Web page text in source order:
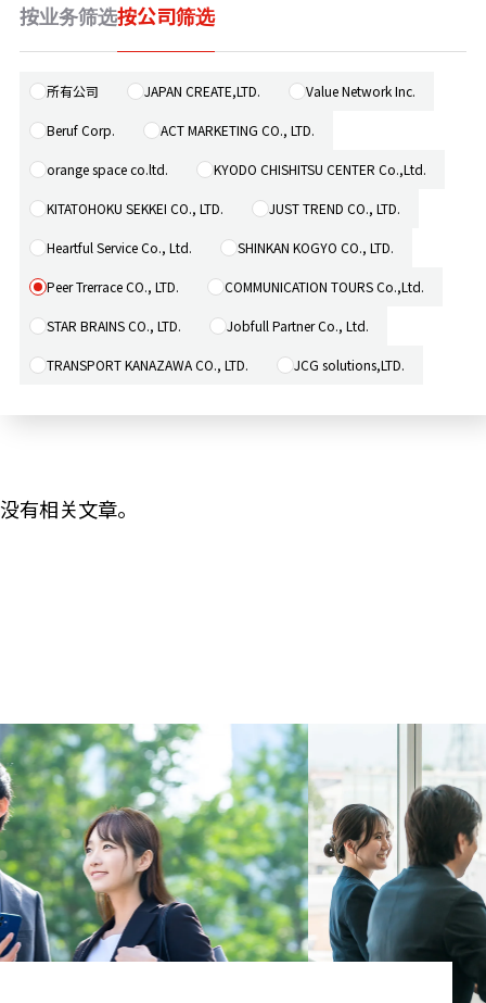
新闻
按业务筛选按公司筛选
所有公司 JAPAN CREATE,LTD. Value Network Inc.
Beruf Corp. ACT MARKETING CO., LTD.
orange space co.ltd. KYODO CHISHITSU CENTER Co.,Ltd.
KITATOHOKU SEKKEI CO., LTD. JUST TREND CO., LTD.
Heartful Service Co., Ltd. SHINKAN KOGYO CO., LTD.
Peer Trerrace CO., LTD. COMMUNICATION TOURS Co.,Ltd.
STAR BRAINS CO., LTD. Jobfull Partner Co., Ltd.
TRANSPORT KANAZAWA CO., LTD. JCG solutions,LTD.
没有相关文章。